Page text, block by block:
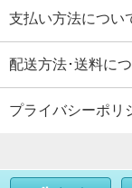
支払い方法につい
配送方法･送料に
プライバシーポリ